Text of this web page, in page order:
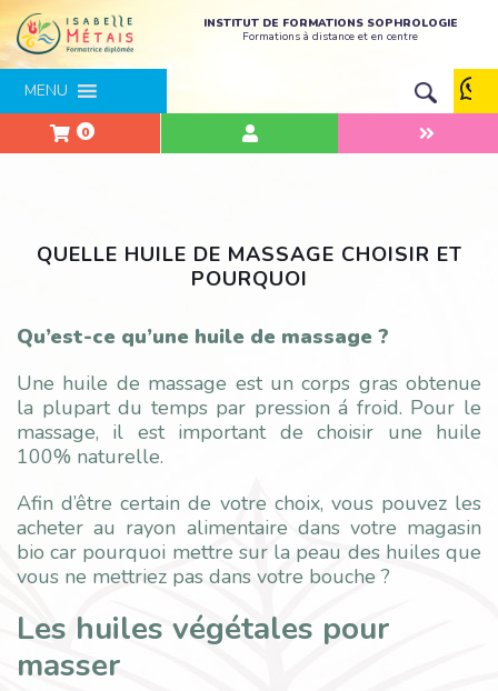
INSTITUT DE FORMATIONS SOPHROLOGIE
Formations à distance et en centre
MENU
0
QUELLE HUILE DE MASSAGE CHOISIR ET
POURQUOI
Qu’est-ce qu’une huile de massage ?
Une huile de massage est un corps gras obtenue
la plupart du temps par pression á froid. Pour le
massage, il est important de choisir une huile
100% naturelle.
Afin d’être certain de votre choix, vous pouvez les
acheter au rayon alimentaire dans votre magasin
bio car pourquoi mettre sur la peau des huiles que
vous ne mettriez pas dans votre bouche ?
Les huiles végétales pour
masser